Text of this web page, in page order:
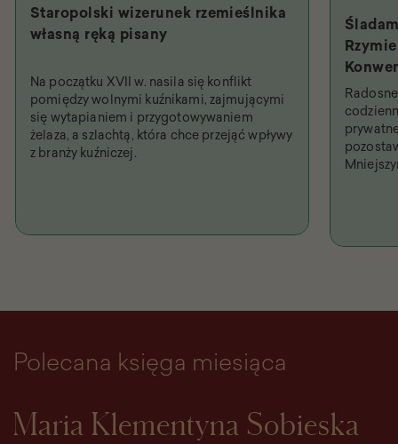
Staropolski wizerunek rzemieślnika
własną ręką pisany
Na początku XVII w. nasila się konflikt
pomiędzy wolnymi kuźnikami, zajmującymi
się wytapianiem i przygotowywaniem
żelaza, a szlachtą, która chce przejąć wpływy
z branży kuźniczej.
Polecana księga miesiąca
Maria Klementyna Sobieska